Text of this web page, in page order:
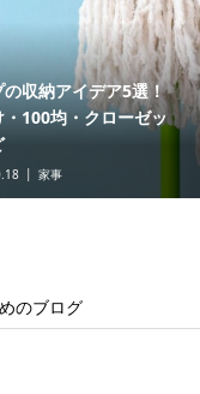
の収納アイデア5選！
・100均・クローゼッ
家事
のブログ